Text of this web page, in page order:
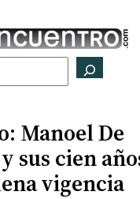
Manoel De
sus cien
vigencia